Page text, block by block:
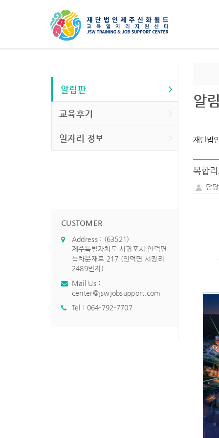
알림판
교육후기
일자리 정보
CUSTOMER
Address : (63521)
제주특별자치도 서귀포시 안덕면
녹차분재로 217 (안덕면 서광리
2489번지)
Mail Us :
center@jswjobsupport.com
Tel : 064-792-7707
알
재단법
복합
담